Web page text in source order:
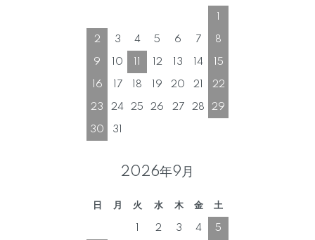
2 3 4 5 6 7 8
9 10 12 13 14 15
16 17 18 19 20 21 22
23 24 25 26 27 28 29
30 31
2026年9月
日 月 火 水 木 金 土
2 3 4 5